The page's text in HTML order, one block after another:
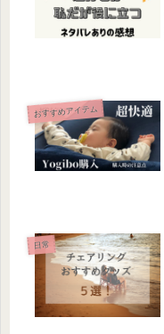
おすすめアイテム
日常